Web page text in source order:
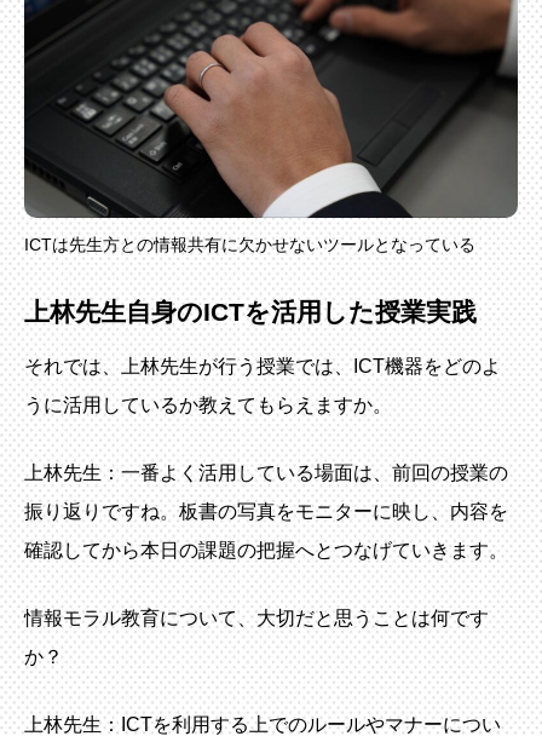
ICTは先生方との情報共有に欠かせないツールとなっている
上林先生自身のICTを活用した授業実践
それでは、上林先生が行う授業では、ICT機器をどのよ
うに活用しているか教えてもらえますか。
上林先生：一番よく活用している場面は、前回の授業の
振り返りですね。板書の写真をモニターに映し、内容を
確認してから本日の課題の把握へとつなげていきます。
情報モラル教育について、大切だと思うことは何です
か？
上林先生：ICTを利用する上でのルールやマナーについ